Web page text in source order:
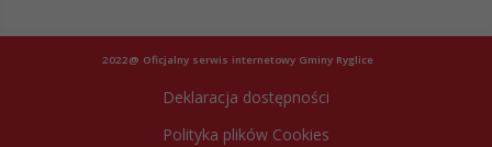
2022@ Oficjalny serwis internetowy Gminy Ryglice
Deklaracja dostępności
Polityka plików Cookies